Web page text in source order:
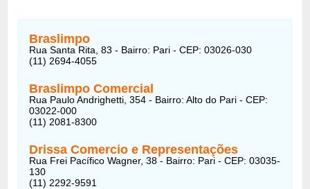
Braslimpo
Rua Santa Rita, 83 - Bairro: Pari - CEP: 03026-030
(11) 2694-4055
Braslimpo Comercial
Rua Paulo Andrighetti, 354 - Bairro: Alto do Pari - CEP:
03022-000
(11) 2081-8300
Drissa Comercio e Representações
Rua Frei Pacífico Wagner, 38 - Bairro: Pari - CEP: 03035-
130
(11) 2292-9591